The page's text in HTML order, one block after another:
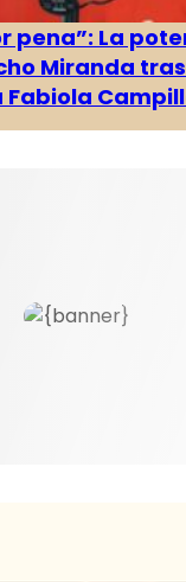
pena”: La
Miranda
Fabiola